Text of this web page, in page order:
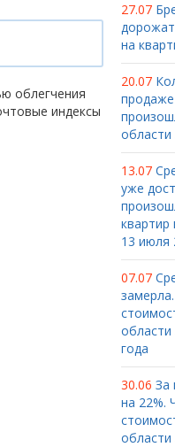
облегчения
индексы
27.07
на
20.07
13.07
уже
квартир
13 июля
07.07
года
30.06 За
на 22%.
области